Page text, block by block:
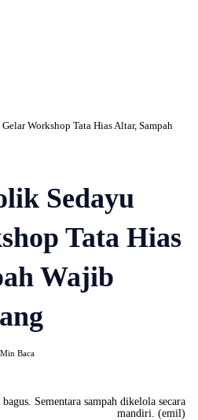
Workshop Tata Hias Altar, Sampah
Sedayu
Tata Hias
Wajib
Baca
Sementara sampah dikelola secara
mandiri. (emil)